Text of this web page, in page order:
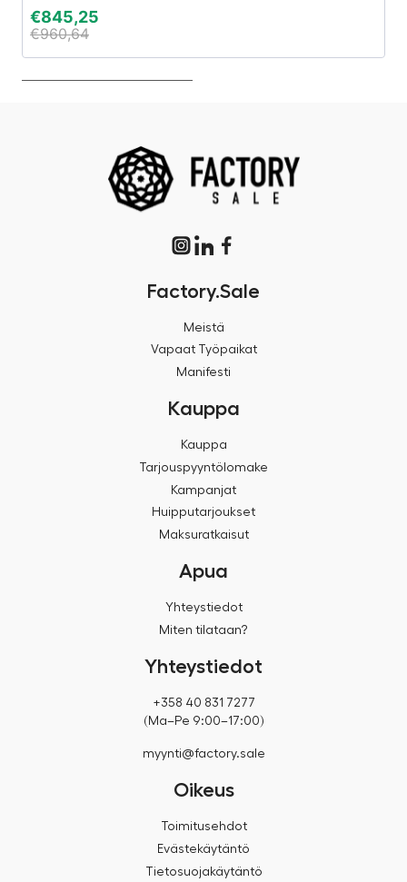
€845,25
€960,64
Factory.Sale
Meistä
Vapaat Työpaikat
Manifesti
Kauppa
Kauppa
Tarjouspyyntölomake
Kampanjat
Huipputarjoukset
Maksuratkaisut
Apua
Yhteystiedot
Miten tilataan?
Yhteystiedot
+358 40 831 7277
(Ma–Pe 9:00–17:00)
myynti@factory.sale
Oikeus
Toimitusehdot
Evästekäytäntö
Tietosuojakäytäntö